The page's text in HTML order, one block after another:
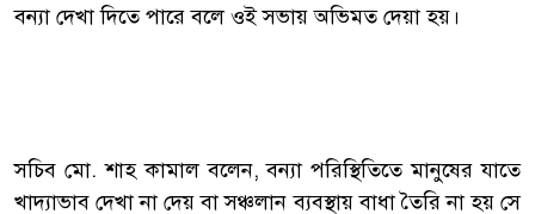
বন্যা দেখা দিতে পারে বলে ওই সভায় অভিমত দেয়া হয়।
সচিব মো. শাহ কামাল বলেন, বন্যা পরিস্থিতিতে মানুষের যাতে
খাদ্যাভাব দেখা না দেয় বা সঞ্চলান ব্যবস্থায় বাধা তৈরি না হয় সে